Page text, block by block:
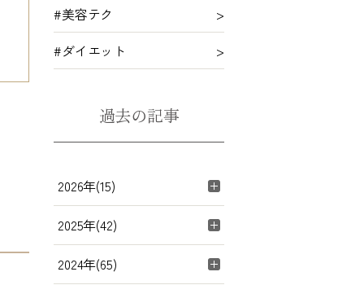
#美容テク
#ダイエット
過去の記事
2026年(15)
2025年(42)
2024年(65)